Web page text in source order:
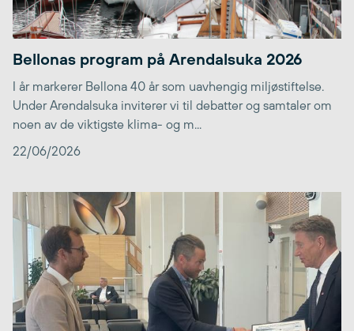
Bellonas program på Arendalsuka 2026
I år markerer Bellona 40 år som uavhengig miljøstiftelse.
Under Arendalsuka inviterer vi til debatter og samtaler om
noen av de viktigste klima- og m...
22/06/2026